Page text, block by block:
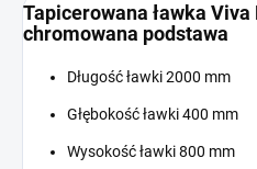
Tapicerowana ławka Viva
chromowana podstawa
Długość ławki 2000 mm
Głębokość ławki 400 mm
Wysokość ławki 800 mm